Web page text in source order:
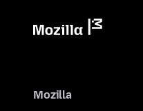
Mozilla